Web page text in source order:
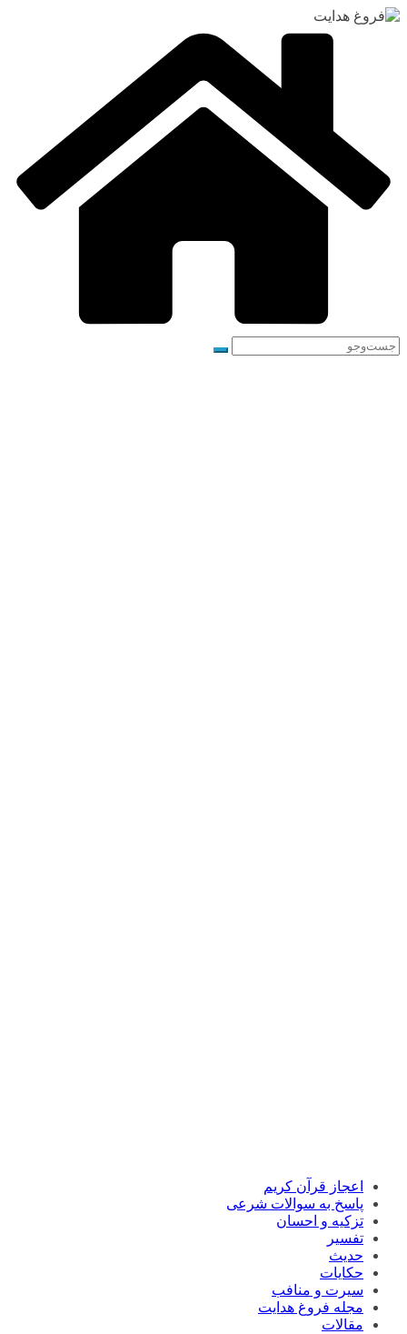
رفتن
اعجاز قرآن کریم
پاسخ به سوالات شرعی
تزکیه و احسان
تفسیر
حدیث
حکایات
سیرت و منافب
مجله فروغ هدایت
مقالات